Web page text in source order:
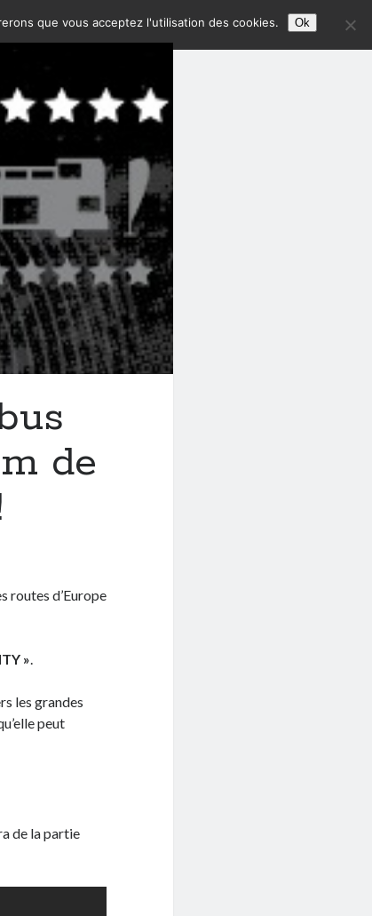
de
routes d’Europe
».
les grandes
peut
de la partie
que vous acceptez l'utilisation des cookies. Ok